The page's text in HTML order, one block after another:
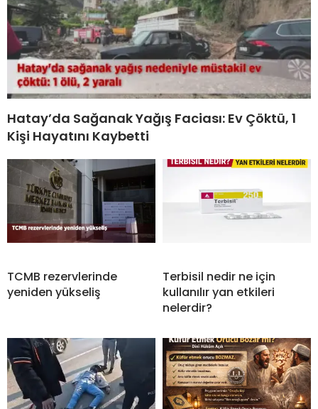
Hatay’da Sağanak Yağış Faciası: Ev Çöktü, 1
Kişi Hayatını Kaybetti
TCMB rezervlerinde
yeniden yükseliş
Terbisil nedir ne için
kullanılır yan etkileri
nelerdir?